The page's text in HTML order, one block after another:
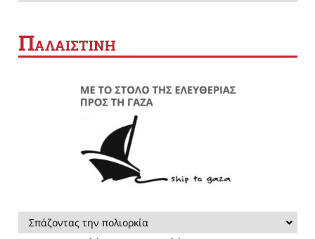
ΠΑΛΑΙΣΤΙΝΗ
Σπάζοντας την πολιορκία